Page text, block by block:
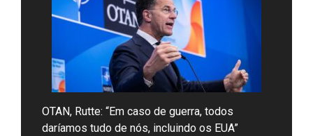
OTAN, Rutte: “Em caso de guerra, todos
daríamos tudo de nós, incluindo os EUA”